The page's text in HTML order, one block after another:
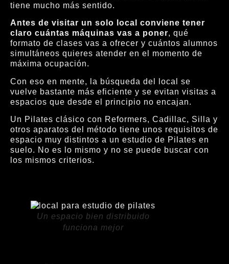
tiene mucho más sentido.
Antes de visitar un solo local conviene tener
claro cuántas máquinas vas a poner, qué
formato de clases vas a ofrecer y cuántos alumnos
simultáneos quieres atender en el momento de
máxima ocupación.
Con eso en mente, la búsqueda del local se
vuelve bastante más eficiente y se evitan visitas a
espacios que desde el principio no encajan.
Un Pilates clásico con Reformers, Cadillac, Silla y
otros aparatos del método tiene unos requisitos de
espacio muy distintos a un estudio de Pilates en
suelo. No es lo mismo y no se puede buscar con
los mismos criterios.
Un espacio bien distribuido
funciona mejor